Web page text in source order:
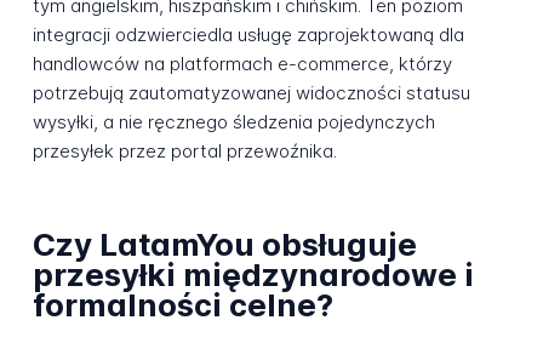
tym angielskim, hiszpańskim i chińskim. Ten poziom
integracji odzwierciedla usługę zaprojektowaną dla
handlowców na platformach e-commerce, którzy
potrzebują zautomatyzowanej widoczności statusu
wysyłki, a nie ręcznego śledzenia pojedynczych
przesyłek przez portal przewoźnika.
Czy LatamYou obsługuje
przesyłki międzynarodowe i
formalności celne?